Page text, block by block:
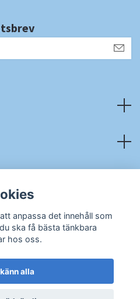
anpassa det innehåll som
ska få bästa tänkbara
hos oss.
alla